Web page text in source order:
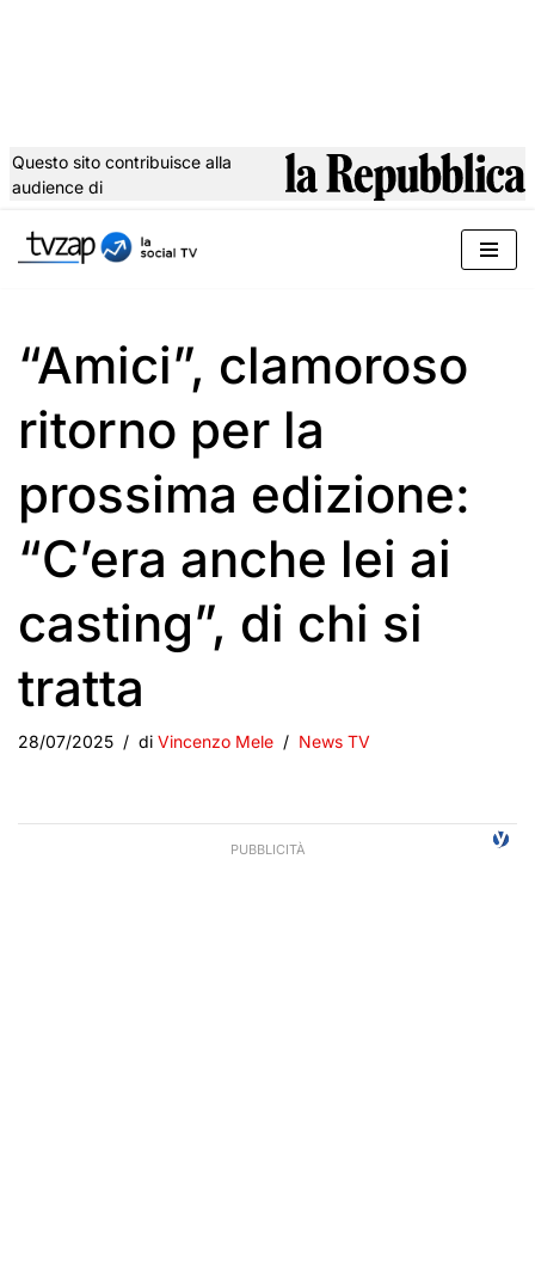
al
Questo sito contribuisce alla
audience di
“Amici”, clamoroso
ritorno per la
prossima edizione:
“C’era anche lei ai
casting”, di chi si
tratta
28/07/2025 di Vincenzo Mele News TV